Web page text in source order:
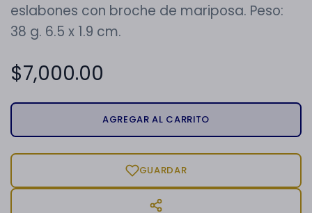
eslabones con broche de mariposa. Peso:
38 g. 6.5 x 1.9 cm.
$7,000.00
AGREGAR AL CARRITO
GUARDAR